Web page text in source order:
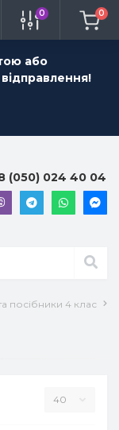
або
0 0
(050) 024 40 04
посібники 4 клас